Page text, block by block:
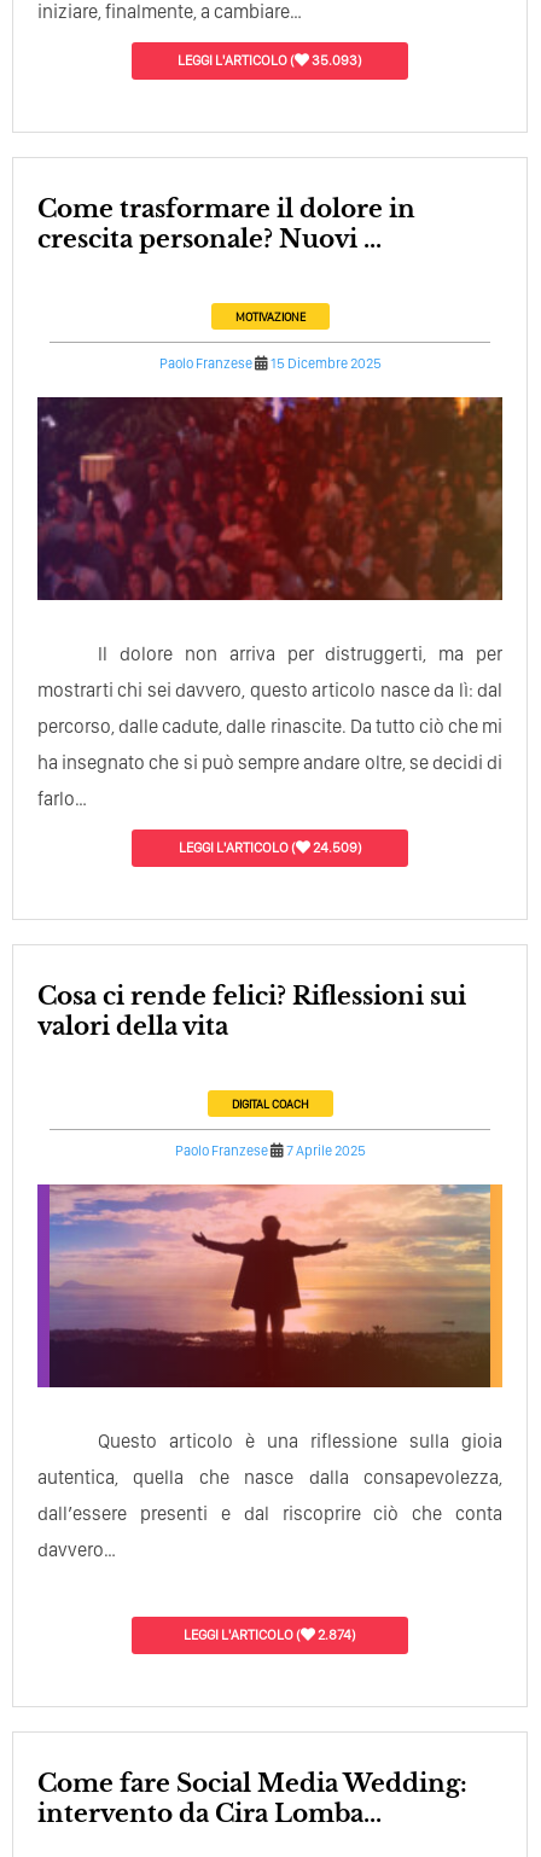
iniziare, finalmente, a cambiare…
LEGGI L'ARTICOLO( 35.093)
Come trasformare il dolore in
crescita personale? Nuovi ...
MOTIVAZIONE
Paolo Franzese 15 Dicembre 2025
Il dolore non arriva per distruggerti, ma per
mostrarti chi sei davvero, questo articolo nasce da lì: dal
percorso, dalle cadute, dalle rinascite. Da tutto ciò che mi
ha insegnato che si può sempre andare oltre, se decidi di
farlo…
LEGGI L'ARTICOLO( 24.509)
Cosa ci rende felici? Riflessioni sui
valori della vita
DIGITAL COACH
Paolo Franzese 7 Aprile 2025
Questo articolo è una riflessione sulla gioia
autentica, quella che nasce dalla consapevolezza,
dall’essere presenti e dal riscoprire ciò che conta
davvero…
LEGGI L'ARTICOLO( 2.874)
Come fare Social Media Wedding:
intervento da Cira Lomba...